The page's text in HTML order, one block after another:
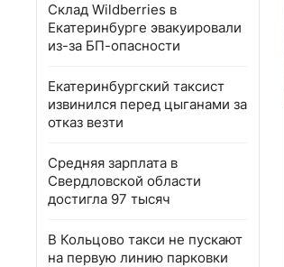
Склад Wildberries в
Екатеринбурге эвакуировали
из-за БП-опасности
Екатеринбургский таксист
извинился перед цыганами за
отказ везти
Средняя зарплата в
Свердловской области
достигла 97 тысяч
В Кольцово такси не пускают
на первую линию парковки